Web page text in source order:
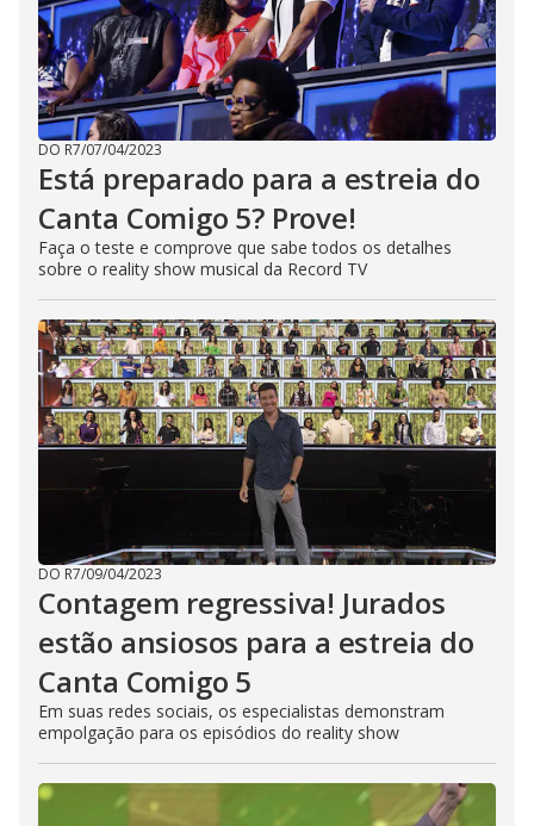
DO R7/07/04/2023
Está preparado para a estreia do
Canta Comigo 5? Prove!
Faça o teste e comprove que sabe todos os detalhes
sobre o reality show musical da Record TV
DO R7/09/04/2023
Contagem regressiva! Jurados
estão ansiosos para a estreia do
Canta Comigo 5
Em suas redes sociais, os especialistas demonstram
empolgação para os episódios do reality show